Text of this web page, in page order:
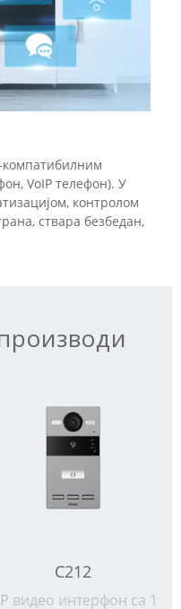
компатибилним
VoIP телефон). У
контролом
ствара безбедан,
С212
видео интерфон са 1